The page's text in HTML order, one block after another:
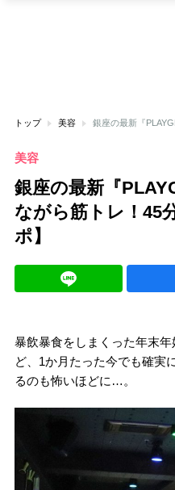
トップ 美容
美容
銀座の最新『
ながら筋トレ！45
ポ】
暴飲暴食をしまくった年末
ど、1か月たった今でも確実
るのも怖いほどに…。